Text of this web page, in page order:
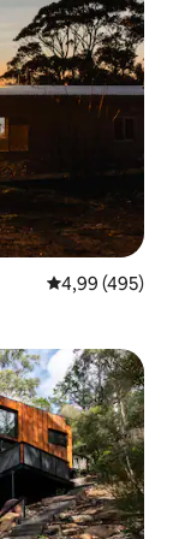
Évaluation
4,99 (495)